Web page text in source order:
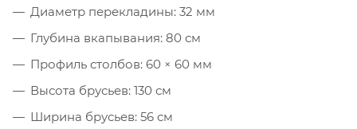
Диаметр перекладины: 32 мм
Глубина вкапывания: 80 см
Профиль столбов: 60 × 60 мм
Высота брусьев: 130 см
Ширина брусьев: 56 см